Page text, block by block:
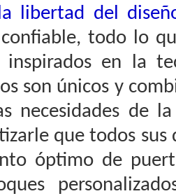
libertad del
todo lo
inspirados en la
son únicos y
necesidades de
que todos
óptimo de